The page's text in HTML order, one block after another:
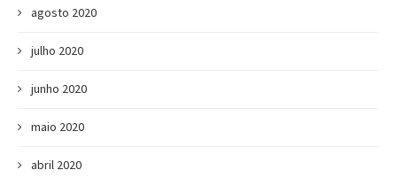
agosto 2020
julho 2020
junho 2020
maio 2020
abril 2020